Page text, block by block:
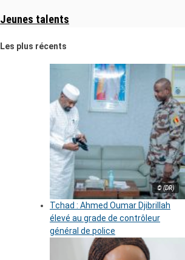
Jeunes talents
Les plus récents
© (DR)
Tchad : Ahmed Oumar Djibrillah
élevé au grade de contrôleur
général de police